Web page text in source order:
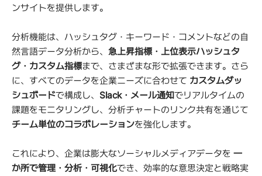
ンサイトを提供します。
分析機能は、ハッシュタグ・キーワード・コメントなどの自
然言語データ分析から、 急上昇指標・上位表示ハッシュタ
グ・カスタム指標まで、さまざまな形で拡張できます。さら
に、すべてのデータを企業ニーズに合わせて カスタムダッ
シュボードで構成し、 Slack・メール通知でリアルタイムの
チーム単位のコラボレーションを強化します。
これにより、企業は膨大なソーシャルメディアデータを 一
か所で管理・分析・可視化でき、効率的な意思決定と戦略実